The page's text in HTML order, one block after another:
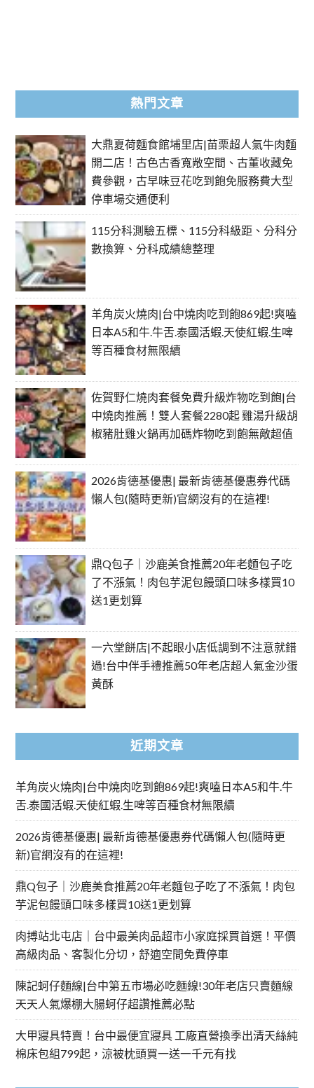
熱門文章
大鼎夏荷麵食館埔里店|苗栗超人氣牛肉麵
開二店！古色古香寬敞空間、古董收藏免
費參觀，古早味豆花吃到飽免服務費大型
停車場交通便利
115分科測驗五標、115分科級距、分科分
數換算、分科成績總整理
羊角炭火燒肉|台中燒肉吃到飽869起!爽嗑
日本A5和牛.牛舌.泰國活蝦.天使紅蝦.生啤
等百種食材無限續
佐賀野仁燒肉套餐免費升級炸物吃到飽|台
中燒肉推薦！雙人套餐2280起 雞湯升級胡
椒豬肚雞火鍋再加碼炸物吃到飽無敵超值
2026肯德基優惠| 最新肯德基優惠券代碼
懶人包(隨時更新)官網沒有的在這裡!
鼎Q包子｜沙鹿美食推薦20年老麵包子吃
了不漲氣！肉包芋泥包饅頭口味多樣買10
送1更划算
一六堂餅店|不起眼小店低調到不注意就錯
過!台中伴手禮推薦50年老店超人氣金沙蛋
黃酥
近期文章
羊角炭火燒肉|台中燒肉吃到飽869起!爽嗑日本A5和牛.牛
舌.泰國活蝦.天使紅蝦.生啤等百種食材無限續
2026肯德基優惠| 最新肯德基優惠券代碼懶人包(隨時更
新)官網沒有的在這裡!
鼎Q包子｜沙鹿美食推薦20年老麵包子吃了不漲氣！肉包
芋泥包饅頭口味多樣買10送1更划算
肉搏站北屯店｜台中最美肉品超市小家庭採買首選！平價
高級肉品、客製化分切，舒適空間免費停車
陳記蚵仔麵線|台中第五市場必吃麵線!30年老店只賣麵線
天天人氣爆棚大腸蚵仔超讚推薦必點
大甲寢具特賣！台中最便宜寢具 工廠直營換季出清天絲純
棉床包組799起，涼被枕頭買一送一千元有找